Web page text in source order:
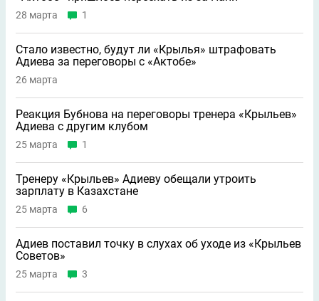
28 марта 1
Стало известно, будут ли «Крылья» штрафовать
Адиева за переговоры с «Актобе»
26 марта
Реакция Бубнова на переговоры тренера «Крыльев»
Адиева с другим клубом
25 марта 1
Тренеру «Крыльев» Адиеву обещали утроить
зарплату в Казахстане
25 марта 6
Адиев поставил точку в слухах об уходе из «Крыльев
Советов»
25 марта 3